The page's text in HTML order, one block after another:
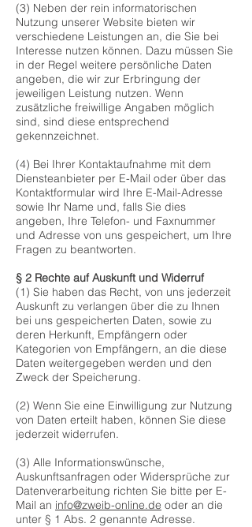
(3) Neben der rein informatorischen
Nutzung unserer Website bieten wir
verschiedene Leistungen an, die Sie bei
Interesse nutzen können. Dazu müssen Sie
in der Regel weitere persönliche Daten
angeben, die wir zur Erbringung der
jeweiligen Leistung nutzen. Wenn
zusätzliche freiwillige Angaben möglich
sind, sind diese entsprechend
gekennzeichnet.
(4) Bei Ihrer Kontaktaufnahme mit dem
Diensteanbieter per E-Mail oder über das
Kontaktformular wird Ihre E-Mail-Adresse
sowie Ihr Name und, falls Sie dies
angeben, Ihre Telefon- und Faxnummer
und Adresse von uns gespeichert, um Ihre
Fragen zu beantworten.
§ 2 Rechte auf Auskunft und Widerruf
​(1) Sie haben das Recht, von uns jederzeit
Auskunft zu verlangen über die zu Ihnen
bei uns gespeicherten Daten, sowie zu
deren Herkunft, Empfängern oder
Kategorien von Empfängern, an die diese
Daten weitergegeben werden und den
Zweck der Speicherung.
(2) Wenn Sie eine Einwilligung zur Nutzung
von Daten erteilt haben, können Sie diese
jederzeit widerrufen.
(3) Alle Informationswünsche,
Auskunftsanfragen oder Widersprüche zur
Datenverarbeitung richten Sie bitte per E-
Mail an info@zweib-online.de oder an die
unter § 1 Abs. 2 genannte Adresse.